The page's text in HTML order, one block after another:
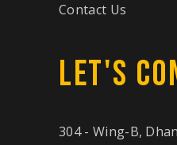
Contact Us
LET'S
304 - Wing-B,